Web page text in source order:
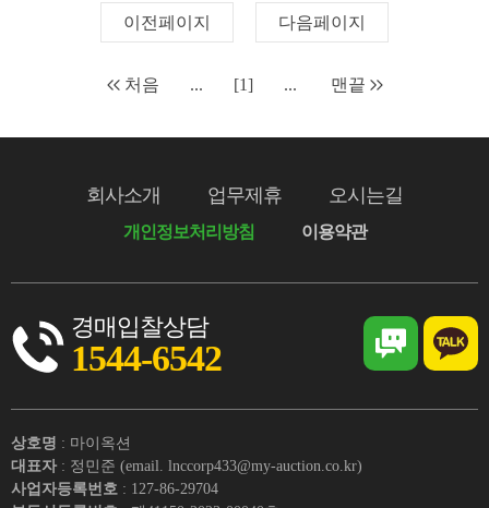
이전페이지 다음페이지
처음 ... [1] ... 맨끝
회사소개 업무제휴 오시는길
개인정보처리방침 이용약관
경매입찰상담
1544-6542
상호명 : 마이옥션
대표자 : 정민준 (email. lnccorp433@my-auction.co.kr)
사업자등록번호 : 127-86-29704